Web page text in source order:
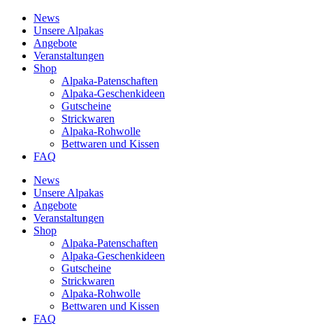
News
Unsere Alpakas
Angebote
Veranstaltungen
Shop
Alpaka-Patenschaften
Alpaka-Geschenkideen
Gutscheine
Strickwaren
Alpaka-Rohwolle
Bettwaren und Kissen
FAQ
News
Unsere Alpakas
Angebote
Veranstaltungen
Shop
Alpaka-Patenschaften
Alpaka-Geschenkideen
Gutscheine
Strickwaren
Alpaka-Rohwolle
Bettwaren und Kissen
FAQ